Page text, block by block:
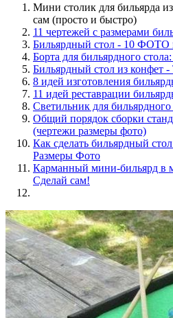
Мини столик для бильярда
сам (просто и быстро)
11 чертежей с размерами
Бильярдный стол - 10 ФОТО
Борта для бильярдного
Бильярдный стол из конфет
8 идей изготовления
11 идей реставрации
Светильник для
Общий порядок сборки
(чертежи размеры фото)
Как сделать бильярдный
Размеры Фото
Карманный мини-бильярд в
Сделай сам!